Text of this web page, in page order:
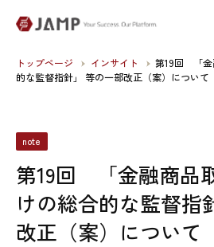
トップページ インサイト
第19回 「金
的な監督指針」 等の一部改正（案）について
note
第19回 「金融商品
けの総合的な監督指
改正（案）について